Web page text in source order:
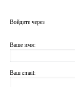
Войдите через
Ваше имя:
Ваш email: